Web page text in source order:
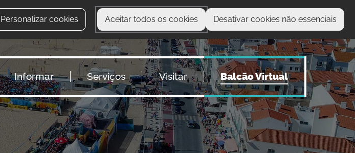
Personalizar cookies Aceitar todos os cookies Desativar cookies não essenciais
O que procura?
Informar Serviços Visitar Balcão Virtual